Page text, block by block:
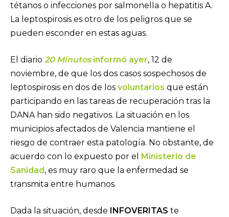
tétanos o infecciones por salmonella o hepatitis A.
La leptospirosis es otro de los peligros que se
pueden esconder en estas aguas.
El diario 20 Minutosinformó ayer, 12 de
noviembre, de que los dos casos sospechosos de
leptospirosis en dos de los voluntarios que están
participando en las tareas de recuperación tras la
DANA han sido negativos. La situación en los
municipios afectados de Valencia mantiene el
riesgo de contraer esta patología. No obstante, de
acuerdo con lo expuesto por el Ministerio de
Sanidad, es muy raro que la enfermedad se
transmita entre humanos.
Dada la situación, desde INFOVERITAS te